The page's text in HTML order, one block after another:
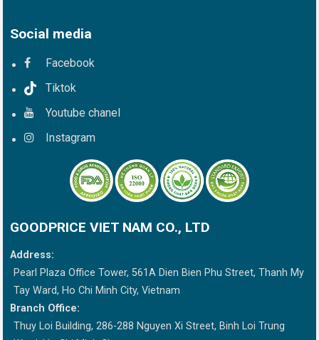
Social media
Facebook
Tiktok
Youtube chanel
Instagram
GOODPRICE VIET NAM CO., LTD
Address:
Pearl Plaza Office Tower, 561A Dien Bien Phu Street, Thanh My
Tay Ward, Ho Chi Minh City, Vietnam
Branch Office:
Thuy Loi Building, 286-288 Nguyen Xi Street, Binh Loi Trung